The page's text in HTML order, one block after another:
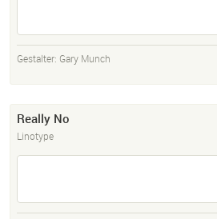
Gestalter: Gary Munch
Really No
Linotype